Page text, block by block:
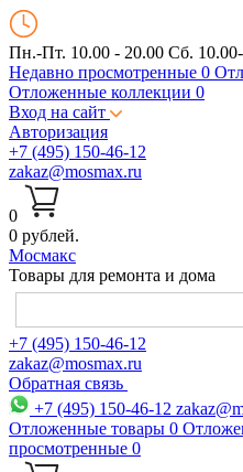
Пн.-Пт. 10.00 - 20.00 Сб.
Недавно просмотренные 0
Отложенные коллекции 0
Вход на сайт
Авторизация
+7 (495) 150-46-12
zakaz@mosmax.ru
0
0 рублей.
Мосмакс
Товары для ремонта и дома
+7 (495) 150-46-12
zakaz@mosmax.ru
Обратная связь
+7 (495) 150-46-12
Отложенные товары 0
просмотренные 0